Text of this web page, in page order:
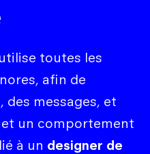
toutes les
afin de
messages, et
un comportement
à un designer de